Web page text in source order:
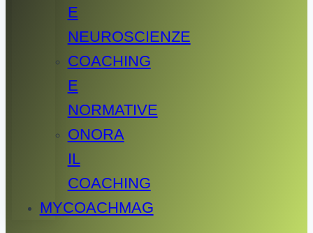
E
NEUROSCIENZE
COACHING
E
NORMATIVE
ONORA
IL
COACHING
MYCOACHMAG